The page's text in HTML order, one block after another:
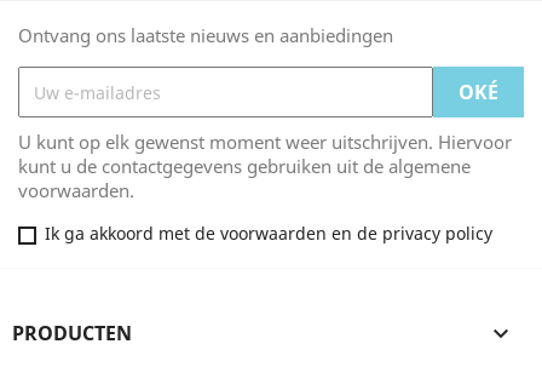
Ontvang ons laatste nieuws en aanbiedingen
U kunt op elk gewenst moment weer uitschrijven. Hiervoor
kunt u de contactgegevens gebruiken uit de algemene
voorwaarden.
Ik ga akkoord met de voorwaarden en de privacy policy
PRODUCTEN 